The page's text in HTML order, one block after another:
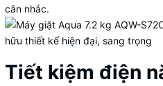
cân nhắc.
Tiết kiệm điện